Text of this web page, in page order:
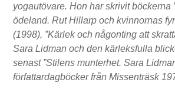
yogautövare. Hon har skrivit böckerna
ödeland. Rut Hillarp och kvinnornas
(1998), ”Kärlek och någonting att
Sara Lidman och den kärleksfulla
senast ”Stilens munterhet. Sara
författardagböcker från Missenträsk